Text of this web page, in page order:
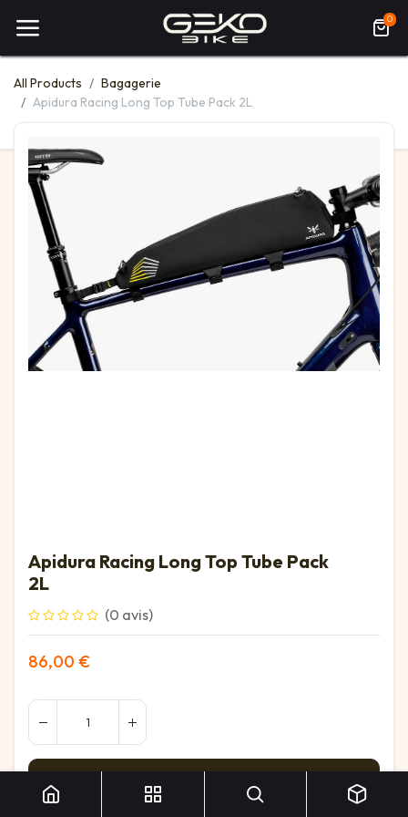
0
All Products
Bagagerie
Apidura Racing Long Top Tube Pack 2L
Apidura Racing Long Top Tube Pack
2L
(0 avis)
86,00 €